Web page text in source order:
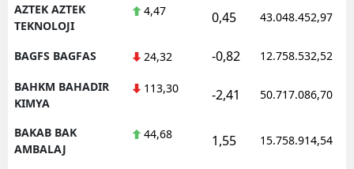
AZTEK AZTEK
TEKNOLOJI
4,47 0,45 43.048.452,97
BAGFS BAGFAS 24,32 -0,82 12.758.532,52
BAHKM BAHADIR
KIMYA
113,30 -2,41 50.717.086,70
BAKAB BAK
AMBALAJ
44,68 1,55 15.758.914,54